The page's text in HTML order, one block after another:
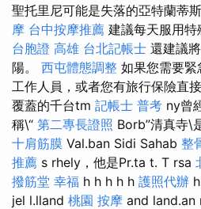
聖托里尼可能是失落的亞特蘭蒂斯
摩 台中按摩推薦 建議每天服用特
台胞證 高雄 台北記帳士 還建議
陽。 西屯體態調整 如果您需要
工作人員，或者您有旅行保險直
覆蓋的千台tm 記帳士 普考 ny曾
稱\“ 第二專長證照 Borb”清真寺\
十肩筋膜 Val.ban Sidi Sahab 整
推薦 s rhely，他是Pr.ta t. T rsa
撥筋堂 幸福 h h h h h 護照代辦
jel l.lland 桃園 按摩 and land.an